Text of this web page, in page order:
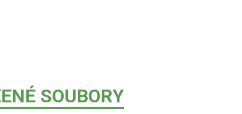
SOUBORY